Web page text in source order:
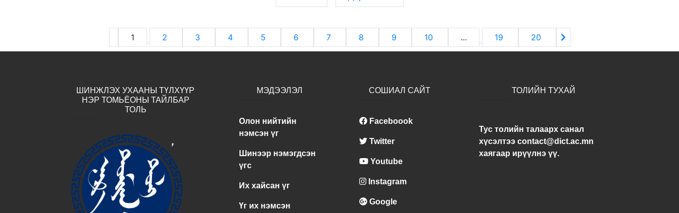
1 2 3 4 5 6 7 8 9 10 ... 19 20
ШИНЖЛЭХ УХААНЫ ТҮЛХҮҮР
НЭР ТОМЬЁОНЫ ТАЙЛБАР
ТОЛЬ
МЭДЭЭЛЭЛ
Олон нийтийн
нэмсэн үг
Шинээр нэмэгдсэн
үгс
Их хайсан үг
Үг их нэмсэн
СОШИАЛ САЙТ
Faceboook
Twitter
Youtube
Instagram
Google
ТОЛИЙН ТУХАЙ
Тус толийн талаарх санал
хүсэлтээ contact@dict.ac.mn
хаягаар ирүүлнэ үү.